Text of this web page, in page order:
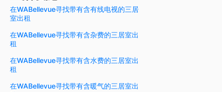
在WABellevue寻找带有含有线电视的三居
室出租
在WABellevue寻找带有含杂费的三居室出
租
在WABellevue寻找带有含水费的三居室出
租
在WABellevue寻找带有含暖气的三居室出